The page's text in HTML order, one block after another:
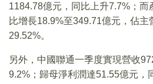
1184.78億元，同比上升7.7%；而
比增長18.9%至349.71億元，佔主
29.52%。
另外，中國聯通一季度實現營收
9.2%；歸母淨利潤達51.55億元，